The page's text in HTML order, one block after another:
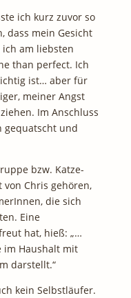
ich kurz zuvor so
dass mein Gesicht
am liebsten
than perfect. Ich
ist… aber für
meiner Angst
Im Anschluss
gequatscht und
bzw. Katze-
Chris gehören,
die sich
Eine
hat, hieß: „…
im Haushalt mit
darstellt.“
kein Selbstläufer.